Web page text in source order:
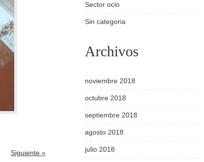
Siguiente »
Sector ocio
Sin categoria
Archivos
noviembre 2018
octubre 2018
septiembre 2018
agosto 2018
julio 2018